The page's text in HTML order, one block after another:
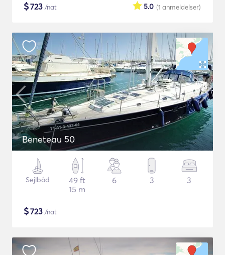
$723 /nat (1 anmeldelser)
5.0
Beneteau 50
Sejlbåd
49 ft
15 m
6 3 3
$723 /nat